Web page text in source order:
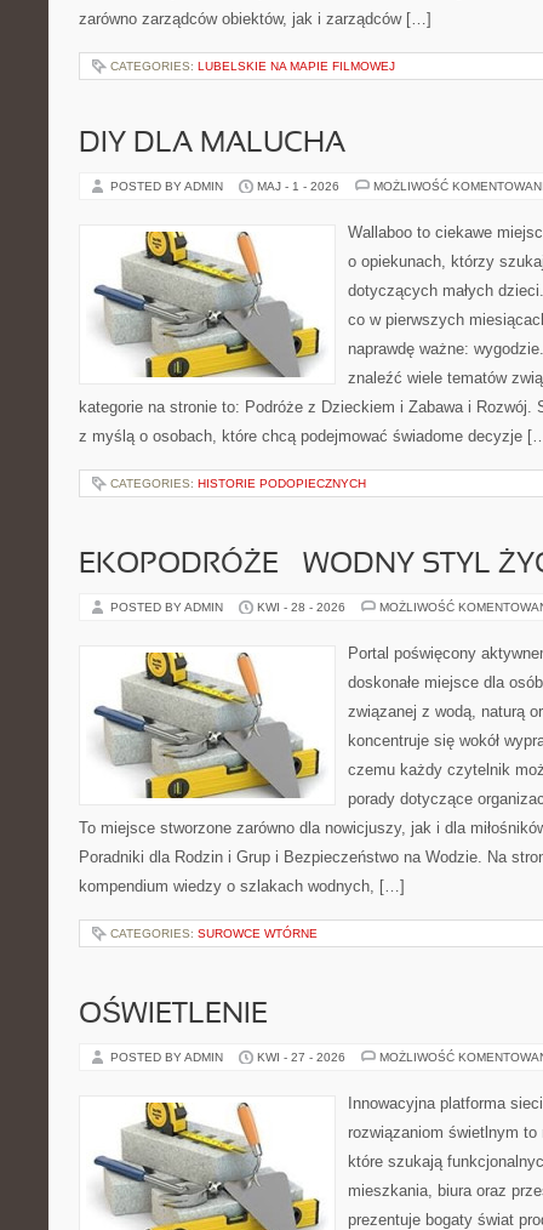
zarówno zarządców obiektów, jak i zarządców […]
CATEGORIES: LUBELSKIE NA MAPIE FILMOWEJ
DIY DLA MALUCHA
POSTED BY ADMIN MAJ - 1 - 2026 MOŻLIWOŚĆ
Wallaboo to ciekawe
o opiekunach, którzy
dotyczących małych
co w pierwszych
naprawdę ważne:
znaleźć wiele tematów
kategorie na stronie to: Podróże z Dzieckiem i Zabawa i Rozwój.
z myślą o osobach, które chcą podejmować świadome decyzje
CATEGORIES: HISTORIE PODOPIECZNYCH
EKOPODRÓŻE – WODNY STYL
POSTED BY ADMIN KWI - 28 - 2026 MOŻLIWOŚĆ
Portal poświęcony
doskonałe miejsce dla
związanej z wodą, naturą
koncentruje się wokół
czemu każdy czytelnik
porady dotyczące
To miejsce stworzone zarówno dla nowicjuszy, jak i dla
Poradniki dla Rodzin i Grup i Bezpieczeństwo na Wodzie. Na
kompendium wiedzy o szlakach wodnych, […]
CATEGORIES: SUROWCE WTÓRNE
OŚWIETLENIE
POSTED BY ADMIN KWI - 27 - 2026 MOŻLIWOŚĆ
Innowacyjna platforma
rozwiązaniom świetlnym
które szukają
mieszkania, biura oraz
prezentuje bogaty świat